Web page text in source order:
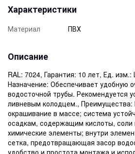
Характеристики
Материал ПВХ
Описание
RAL: 7024, Гарантия: 10 лет, Ед.
Назначение: Обеспечивает удобную
водосточной трубы. Рекомендуется
ливневым колодцем., Преимущества:
окрашивание в массе; система
осадкам, содержащим кислоты, соли
химические элементы; внутри
сетка, предотвращающая засор
удобство и простота монтажа и